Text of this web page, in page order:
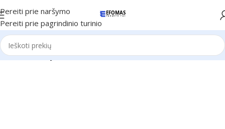
Pereiti prie naršymo
Pereiti prie pagrindinio turinio
Pradžia Naujienos